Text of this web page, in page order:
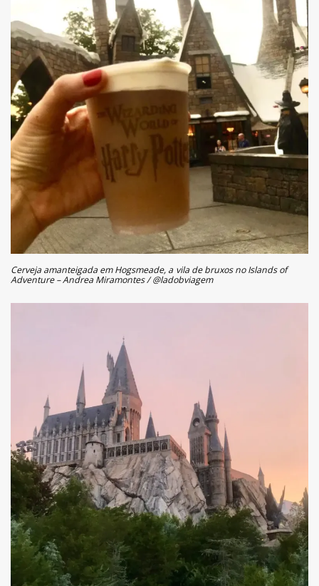
Cerveja amanteigada em Hogsmeade, a vila de bruxos no Islands of
Adventure – Andrea Miramontes / @ladobviagem